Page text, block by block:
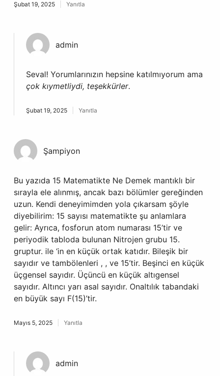
Şubat 19, 2025 Yanıtla
admin
Seval! Yorumlarınızın hepsine katılmıyorum ama
çok kıymetliydi, teşekkürler.
Şubat 19, 2025 Yanıtla
Şampiyon
Bu yazıda 15 Matematikte Ne Demek mantıklı bir
sırayla ele alınmış, ancak bazı bölümler gereğinden
uzun. Kendi deneyimimden yola çıkarsam şöyle
diyebilirim: 15 sayısı matematikte şu anlamlara
gelir: Ayrıca, fosforun atom numarası 15’tir ve
periyodik tabloda bulunan Nitrojen grubu 15.
gruptur. ile ‘in en küçük ortak katıdır. Bileşik bir
sayıdır ve tambölenleri , , ve 15’tir. Beşinci en küçük
üçgensel sayıdır. Üçüncü en küçük altıgensel
sayıdır. Altıncı yarı asal sayıdır. Onaltılık tabandaki
en büyük sayı F(15)’tir.
Mayıs 5, 2025 Yanıtla
admin